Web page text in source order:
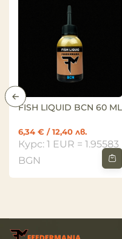
FISH LIQUID BCN 60 ML
6,34 € / 12,40 лв.
Курс: 1 EUR = 1.95583
BGN